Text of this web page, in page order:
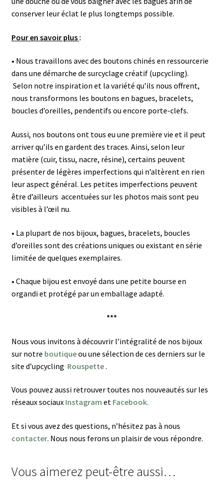
conserver leur éclat le plus longtemps possible.
Pour en savoir plus :
• Nous travaillons avec des boutons chinés en ressourcerie
dans une démarche de surcyclage créatif (upcycling).
Selon notre inspiration et la variété qu’ils nous offrent,
nous transformons les boutons en bagues, bracelets,
boucles d’oreilles, pendentifs ou encore porte-clefs.
Aussi, nos boutons ont tous eu une première vie et il peut
arriver qu’ils en gardent des traces. Ainsi, selon leur
matière (cuir, tissu, nacre, résine), certains peuvent
présenter de légères imperfections qui n’altèrent en rien
leur aspect général. Les petites imperfections peuvent
être d’ailleurs accentuées sur les photos mais sont peu
visibles à l’œil nu.
• La plupart de nos bijoux, bagues, bracelets, boucles
d’oreilles sont des créations uniques ou existant en série
limitée de quelques exemplaires.
• Chaque bijou est envoyé dans une petite bourse en
organdi et protégé par un emballage adapté.
***
Nous vous invitons à découvrir l’intégralité de nos bijoux
sur notre boutiqueou une sélection de ces derniers sur le
site d’upcycling Rouspette.
Vous pouvez aussi retrouver toutes nos nouveautés sur les
réseaux sociaux Instagram et Facebook.
Et si vous avez des questions, n’hésitez pas à nous
contacter. Nous nous ferons un plaisir de vous répondre.
Vous aimerez peut-être aussi…